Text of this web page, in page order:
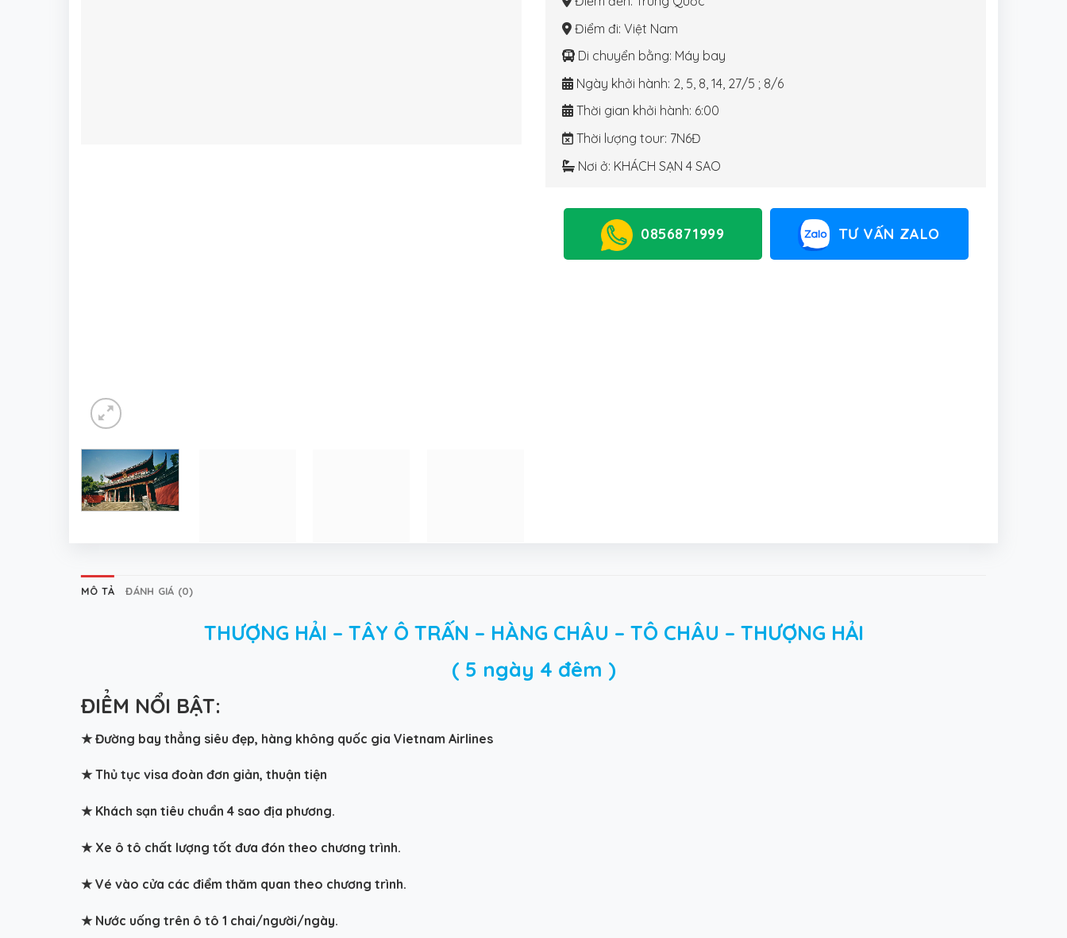
Điểm đi: Việt Nam
Di chuyển bằng: Máy bay
Ngày khởi hành: 2, 5, 8, 14, 27/5 ; 8/6
Thời gian khởi hành: 6:00
Thời lượng tour: 7N6Đ
Nơi ở: KHÁCH SẠN 4 SAO
0856871999 TƯ VẤN ZALO
MÔ TẢ ĐÁNH GIÁ (0)
THƯỢNG HẢI – TÂY Ô TRẤN – HÀNG CHÂU – TÔ CHÂU – THƯỢNG HẢI
( 5 ngày 4 đêm )
ĐIỂM NỔI BẬT:
★ Đường bay thẳng siêu đẹp, hàng không quốc gia Vietnam Airlines
★Thủ tục visa đoàn đơn giản, thuận tiện
★Khách sạn tiêu chuẩn 4 sao địa phương.
★Xe ô tô chất lượng tốt đưa đón theo chương trình.
★Vé vào cửa các điểm thăm quan theo chương trình.
★Nước uống trên ô tô 1 chai/người/ngày.